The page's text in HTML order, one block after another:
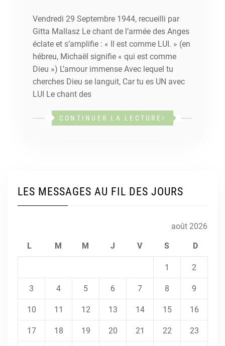
Vendredi 29 Septembre 1944, recueilli par
Gitta Mallasz Le chant de l’armée des Anges
éclate et s’amplifie : « Il est comme LUI. » (en
hébreu, Michaël signifie « qui est comme
Dieu ») L’amour immense Avec lequel tu
cherches Dieu se languit, Car tu es UN avec
LUI Le chant des
CONTINUER LA LECTURE
LES MESSAGES AU FIL DES JOURS
août 2026
L M M J V S D
1 2
3 4 5 6 7 8 9
10 11 12 13 14 15 16
17 18 19 20 21 22 23